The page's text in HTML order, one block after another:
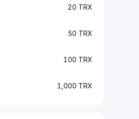
20 TRX
50 TRX
100 TRX
1,000 TRX